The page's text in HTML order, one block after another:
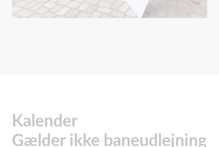
Kalender
Gælder ikke baneudlejning